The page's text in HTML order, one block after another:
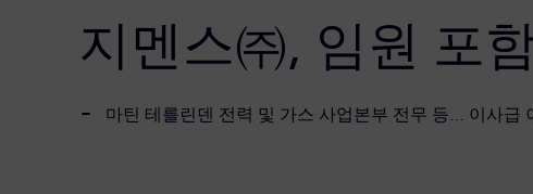
지멘스㈜, 임원 포
마틴 테를린덴 전력 및 가스 사업본부 전무 등… 이사급